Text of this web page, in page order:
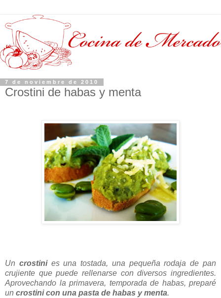
7 de noviembre de 2010
Crostini de habas y menta
Un crostinies una tostada, una pequeña rodaja de pan
crujiente que puede rellenarse con diversos ingredientes.
Aprovechando la primavera, temporada de habas, preparé
un crostini con una pasta de habas y menta.